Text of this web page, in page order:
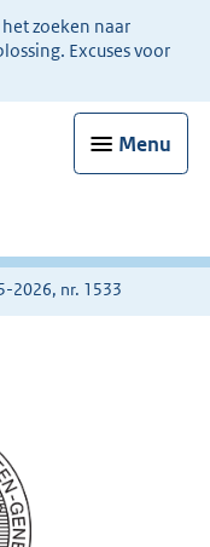
zoeken naar
Excuses voor
Menu
2026, nr. 1533